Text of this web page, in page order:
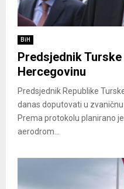
BiH
Predsjednik
Hercegovinu
Predsjednik Republike
danas doputovati u
Prema protokolu planirano
aerodrom...